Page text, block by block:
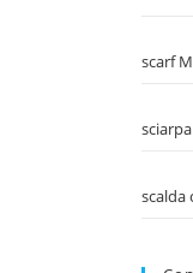
scarf
scalda